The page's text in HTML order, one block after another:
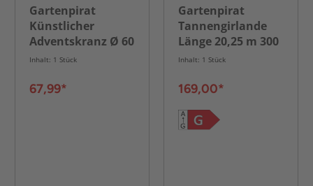
Gartenpirat
Künstlicher
Adventskranz Ø 60
cm mit 4 LED-
Effekt
Inhalt: 1 Stück
67,99*
Gartenpirat
Tannengirlande
Länge 20,25 m 300
LED warmweiß
Inhalt: 1 Stück
169,00*